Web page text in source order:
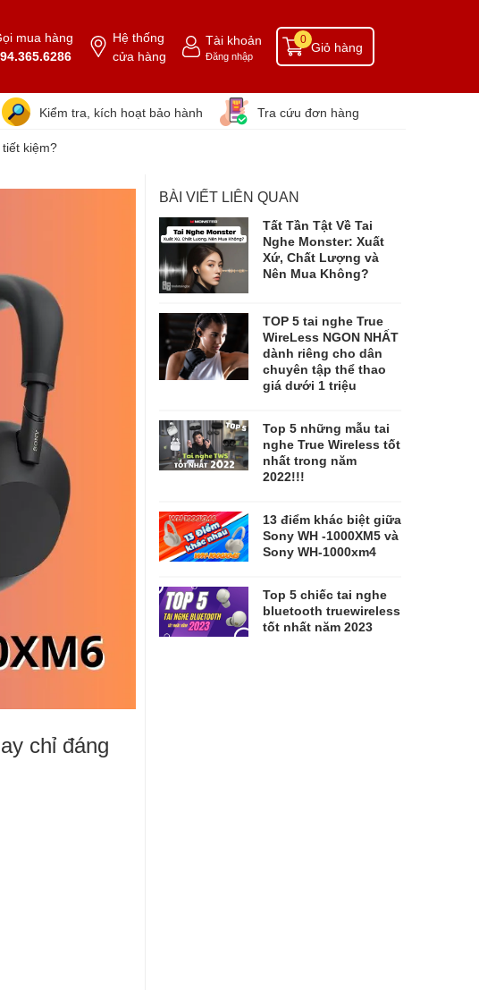
mua hàng
Hệ thống
cửa hàng
Tài khoản
Đăng nhập
Giỏ hàng
0
Kiểm tra, kích hoạt bảo hành Tra cứu đơn hàng
kiệm?
chỉ đáng
BÀI VIẾT LIÊN QUAN
Tất Tần Tật Về Tai
Nghe Monster: Xuất
Xứ, Chất Lượng và
Nên Mua Không?
TOP 5 tai nghe True
WireLess NGON NHẤT
dành riêng cho dân
chuyên tập thể thao
giá dưới 1 triệu
Top 5 những mẫu tai
nghe True Wireless tốt
nhất trong năm
2022!!!
13 điểm khác biệt giữa
Sony WH -1000XM5 và
Sony WH-1000xm4
Top 5 chiếc tai nghe
bluetooth truewireless
tốt nhất năm 2023